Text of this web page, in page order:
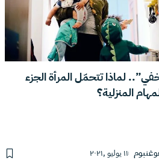
لماذا تتحمّل المرأة الجزء
المنزلية؟
١١ يوليو ,٢٠٢١